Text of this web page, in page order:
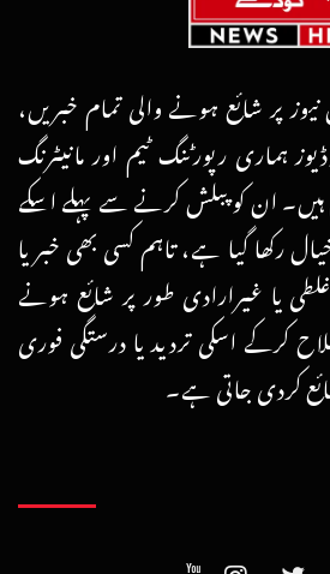
پر شائع ہونے والی تمام خبریں،
ہماری رپورٹنگ ٹیم اور مانیٹرنگ
ان کو پبلش کرنے سے پہلے اسکے
رکھا گیا ہے، تاہم کسی بھی خبر یا
یا غیرارادی طور پر شائع ہونے
کرکے اسکی تردید یا درستگی فوری
کردی جاتی ہے۔